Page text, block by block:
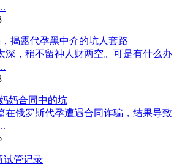
揭露代孕黑中介的坑人套路
深，稍不留神人财两空。可是有什么办
妈合同中的坑
在俄罗斯代孕遭遇合同诈骗，结果导致
试管记录